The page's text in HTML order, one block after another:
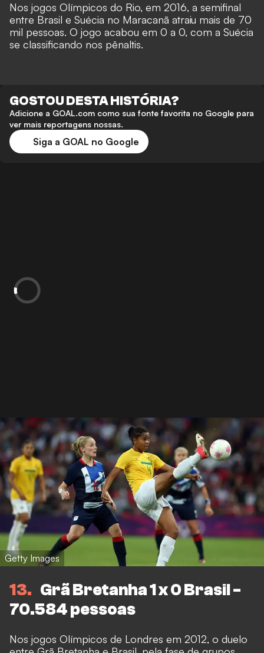
Nos jogos Olímpicos do Rio, em 2016, a semifinal
entre Brasil e Suécia no Maracanã atraiu mais de 70
mil pessoas. O jogo acabou em 0 a 0, com a Suécia
se classificando nos pênaltis.
GOSTOU DESTA HISTÓRIA?
Adicione a GOAL.com como sua fonte favorita no Google para
ver mais reportagens nossas.
Siga a GOAL no Google
Getty Images
13
Grã Bretanha 1 x 0 Brasil -
70.584 pessoas
Nos jogos Olímpicos de Londres em 2012, o duelo